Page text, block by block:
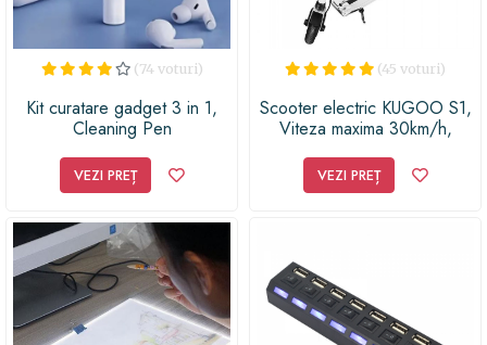
(74 voturi)
Kit curatare gadget 3 in 1,
Cleaning Pen
VEZI PREȚ
(45 voturi)
Scooter electric KUGOO S1,
Viteza maxima 30km/h,
350W, acumulator 36V 6Ah,
Alb
VEZI PREȚ